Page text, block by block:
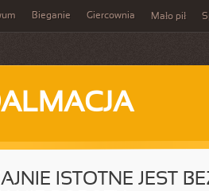
Bieganie Giercownia Mało pił
ISTOTNE JEST